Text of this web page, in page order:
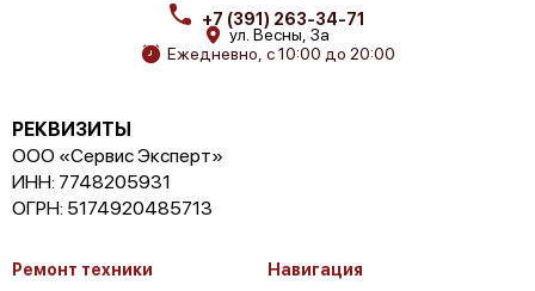
+7 (391) 263-34-71
ул. Весны, 3а
Ежедневно, с 10:00 до 20:00
РЕКВИЗИТЫ
ООО «Сервис Эксперт»
ИНН: 7748205931
ОГРН: 5174920485713
Ремонт техники
Навигация